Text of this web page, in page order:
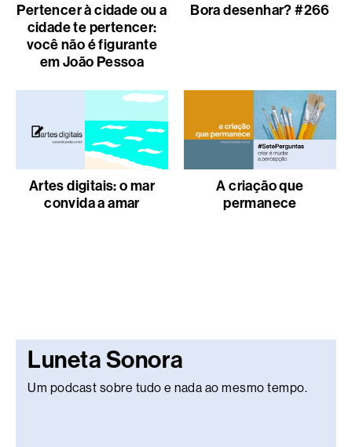
Pertencer à cidade ou a
cidade te pertencer:
você não é figurante
em João Pessoa
Bora desenhar? #266
Artes digitais: o mar
convida a amar
A criação que
permanece
Luneta Sonora
Um podcast sobre tudo e nada ao mesmo tempo.